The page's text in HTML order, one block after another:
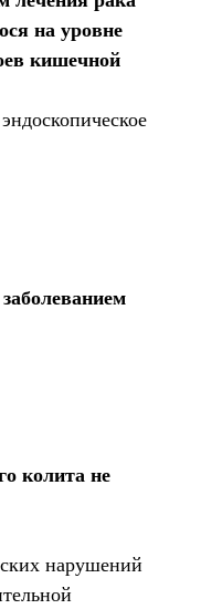
на уровне
кишечной
колита не
нарушений